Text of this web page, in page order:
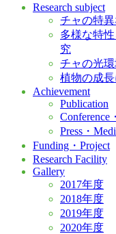
Research subject
チャの特
多様な特
究
チャの光
植物の成
Achievement
Publication
Conference
Press・
Funding・Project
Research Facility
Gallery
2017年度
2018年度
2019年度
2020年度